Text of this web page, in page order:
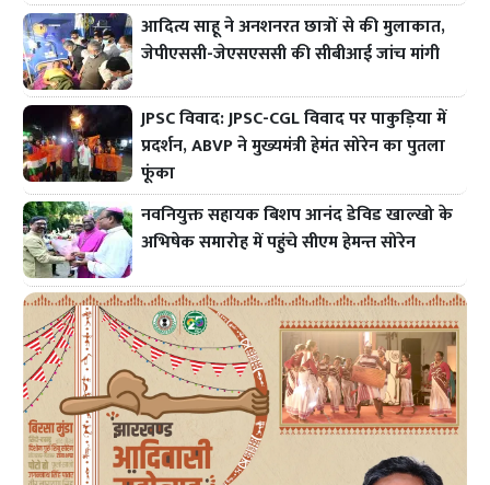
आदित्य साहू ने अनशनरत छात्रों से की मुलाकात,
जेपीएससी-जेएसएससी की सीबीआई जांच मांगी
JPSC विवाद: JPSC-CGL विवाद पर पाकुड़िया में
प्रदर्शन, ABVP ने मुख्यमंत्री हेमंत सोरेन का पुतला
फूंका
नवनियुक्त सहायक बिशप आनंद डेविड खाल्खो के
अभिषेक समारोह में पहुंचे सीएम हेमन्त सोरेन